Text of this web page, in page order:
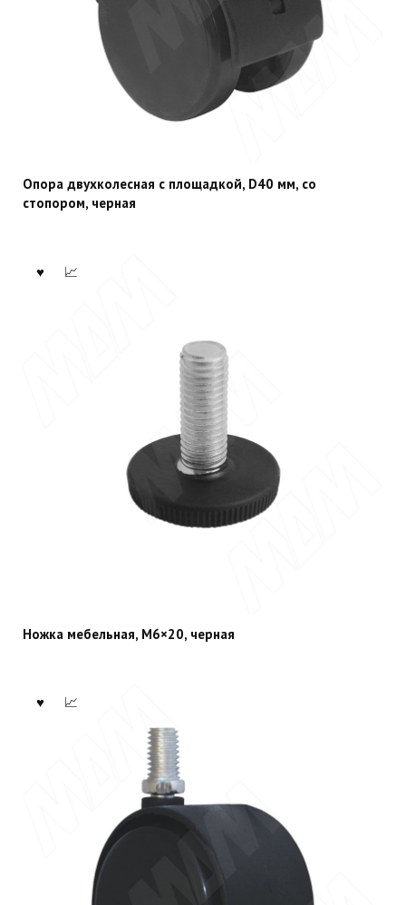
Опора двухколесная с площадкой, D40 мм, со
стопором, черная
Ножка мебельная, М6×20, черная